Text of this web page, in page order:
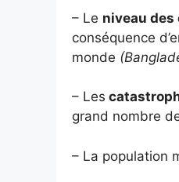
– Le niveau des
conséquence
monde
– Les
grand nombre
– La population